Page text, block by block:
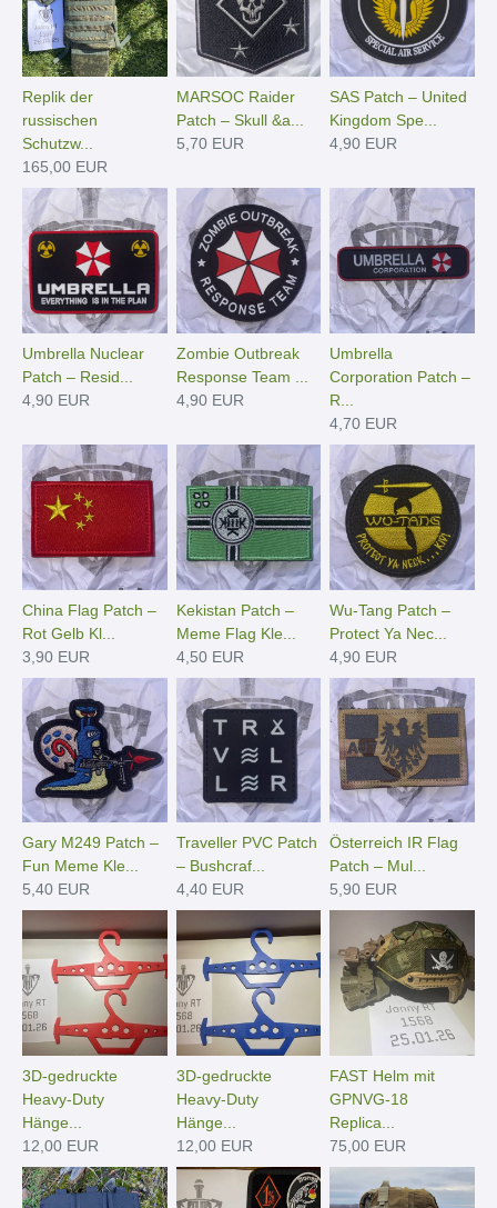
Replik der
russischen
Schutzw...
165,00 EUR
MARSOC Raider
Patch – Skull &a...
5,70 EUR
SAS Patch – United
Kingdom Spe...
4,90 EUR
Umbrella Nuclear
Patch – Resid...
4,90 EUR
Zombie Outbreak
Response Team ...
4,90 EUR
Umbrella
Corporation Patch –
R...
4,70 EUR
China Flag Patch –
Rot Gelb Kl...
3,90 EUR
Kekistan Patch –
Meme Flag Kle...
4,50 EUR
Wu-Tang Patch –
Protect Ya Nec...
4,90 EUR
Gary M249 Patch –
Fun Meme Kle...
5,40 EUR
Traveller PVC Patch
– Bushcraf...
4,40 EUR
Österreich IR Flag
Patch – Mul...
5,90 EUR
3D-gedruckte
Heavy-Duty
Hänge­...
12,00 EUR
3D-gedruckte
Heavy-Duty
Hänge­...
12,00 EUR
FAST Helm mit
GPNVG-18
Replica...
75,00 EUR